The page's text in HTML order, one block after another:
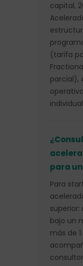
capital,
(tarifa
parcial),
para
Para
bajo un
más de